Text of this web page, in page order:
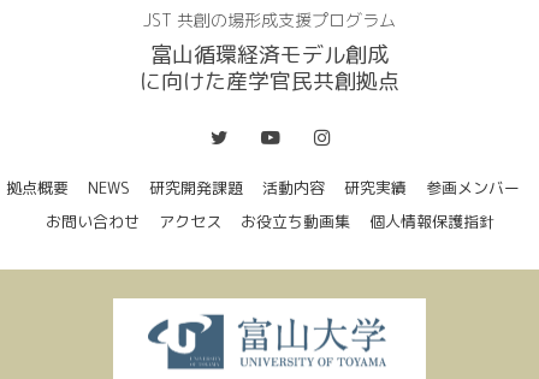
JST 共創の場形成支援プログラム
富山循環経済モデル創成
に向けた産学官民共創拠点
拠点概要 NEWS 研究開発課題 活動内容 研究実績
参画メンバー
お問い合わせ
アクセス お役立ち動画集 個人情報保護指針